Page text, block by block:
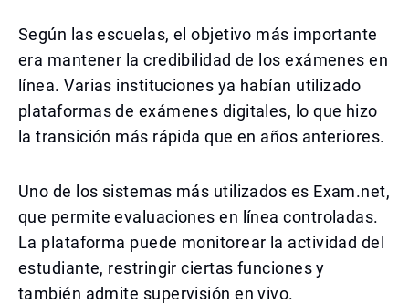
Según las escuelas, el objetivo más importante
era mantener la credibilidad de los exámenes en
línea. Varias instituciones ya habían utilizado
plataformas de exámenes digitales, lo que hizo
la transición más rápida que en años anteriores.
Uno de los sistemas más utilizados es Exam.net,
que permite evaluaciones en línea controladas.
La plataforma puede monitorear la actividad del
estudiante, restringir ciertas funciones y
también admite supervisión en vivo.